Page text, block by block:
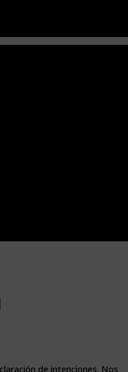
de intenciones. Nos